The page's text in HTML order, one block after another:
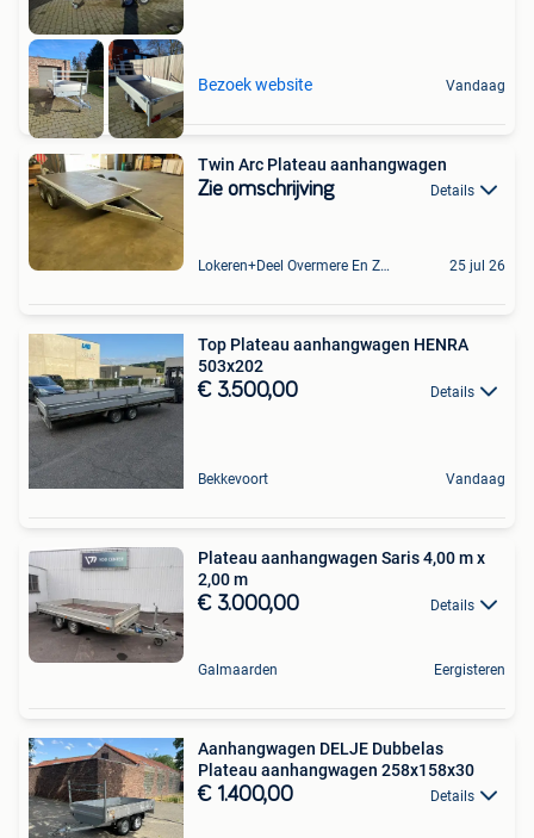
Bezoek website Vandaag
Twin Arc Plateau aanhangwagen
Zie omschrijving Details
Lokeren+Deel Overmere En Zele 25 jul 26
Top Plateau aanhangwagen HENRA
503x202
€ 3.500,00 Details
Bekkevoort Vandaag
Plateau aanhangwagen Saris 4,00 m x
2,00 m
€ 3.000,00 Details
Galmaarden Eergisteren
Aanhangwagen DELJE Dubbelas
Plateau aanhangwagen 258x158x30
€ 1.400,00 Details